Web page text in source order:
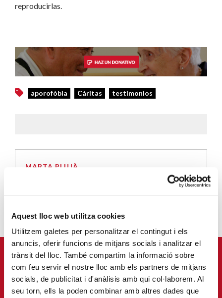
Aquest lloc web utilitza cookies
Utilitzem galetes per personalitzar el contingut i els
anuncis, oferir funcions de mitjans socials i analitzar el
trànsit del lloc. També compartim la informació sobre
com feu servir el nostre lloc amb els partners de mitjans
socials, de publicitat i d'anàlisis amb qui col·laborem. Al
seu torn, ells la poden combinar amb altres dades que
reproducirlas.
aporofòbia Càritas testimonios
MARTA PLUJÀ
APÚNTATE A NUESTRA NEWSLETTER
Correu-
E *